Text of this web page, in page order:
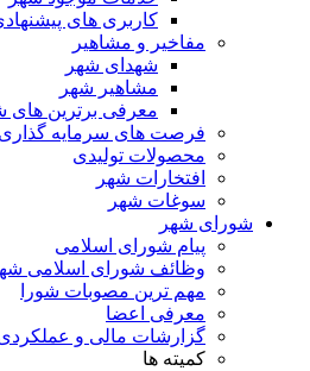
کاربری های
مفاخیر و مشاهیر
شهدای شهر
مشاهیر شهر
معرفی برترین های
فرصت های سرمایه گذاری
محصولات تولیدی
افتخارات شهر
سوغات شهر
شورای شهر
پیام شورای اسلامی
وظائف شورای اسلامی
مهم ترین مصوبات شورا
معرفی اعضا
گزارشات مالی و عملکردی
کمیته ها